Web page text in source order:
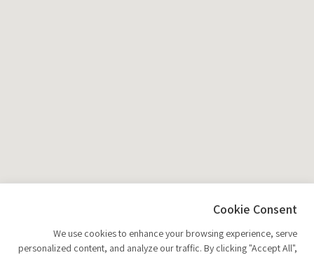
Cookie Consent
We use cookies to enhance your browsing experience, serve
personalized content, and analyze our traffic. By clicking "Accept All",